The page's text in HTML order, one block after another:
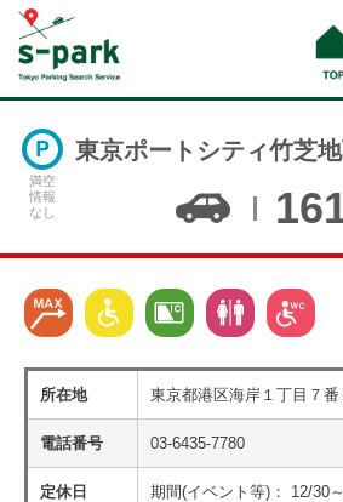
満空
情報
なし
東京ポートシティ竹芝
所在地 東京都港区海岸１丁目７番
電話番号 03-6435-7780
定休日 期間(イベント等)： 12/30